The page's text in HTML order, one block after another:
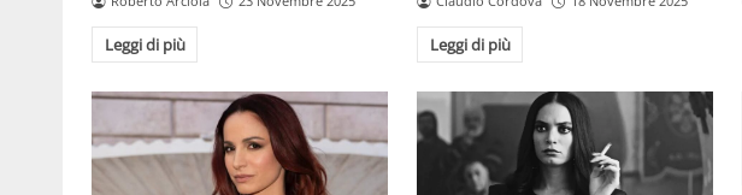
Leggi di più Leggi di più